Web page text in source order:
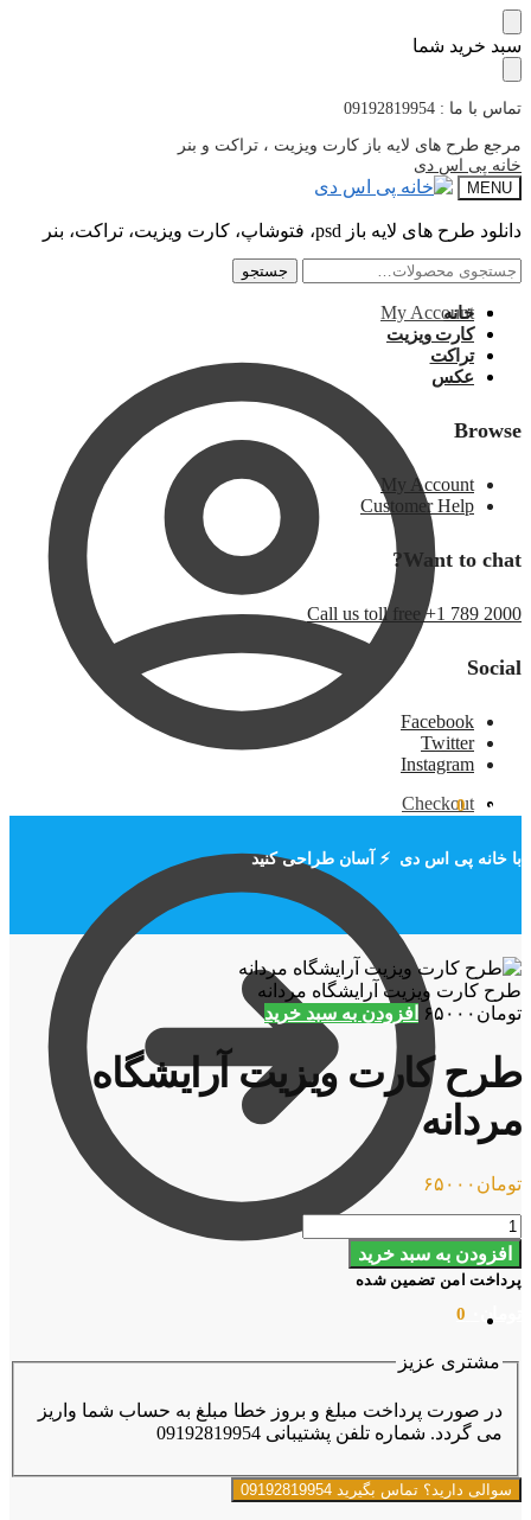
پرش
به
پرش
به
سبد خرید شما
تماس با ما : 09192819954
مرجع طرح های لایه باز کارت ویزیت ، تراکت و بنر
خانه پی اس دی
MENU
دانلود طرح های لایه باز psd، فتوشاپ، کارت ویزیت، تراکت، بنر
جستجو
جستجو
My Account
Checkout
0
جستجو
جستجو
خانه
کارت ویزیت
تراکت
عکس
Browse
My Account
Customer Help
Want to chat?
Call us toll free +1 789 2000
Social
Facebook
Twitter
Instagram
تومان ۰ 0
با خانه پی اس دی ⚡ آسان طراحی کنید
طرح کارت ویزیت آرایشگاه مردانه
تومان ۶۵۰۰۰ افزودن به سبد خرید
طرح کارت ویزیت آرایشگاه
مردانه
تومان ۶۵۰۰۰
طرح
کارت
ویزیت
آرایشگاه
مردانه
افزودن به سبد خرید
پرداخت امن تضمین شده
مشتری عزیز
در صورت پرداخت مبلغ و بروز خطا مبلغ به حساب شما واریز
می گردد. شماره تلفن پشتیبانی 09192819954
سوالی دارید؟ تماس بگیرید 09192819954